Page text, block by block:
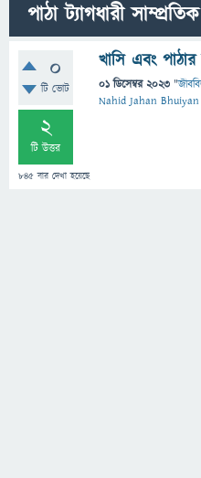
পাঠা ট্যাগধারী
0
টি ভোট
2
টি উত্তর
845 বার দেখা হয়েছে
খাসি এবং
01 ডিসেম্বর 2023 "
Nahid Jahan Bhuiyan